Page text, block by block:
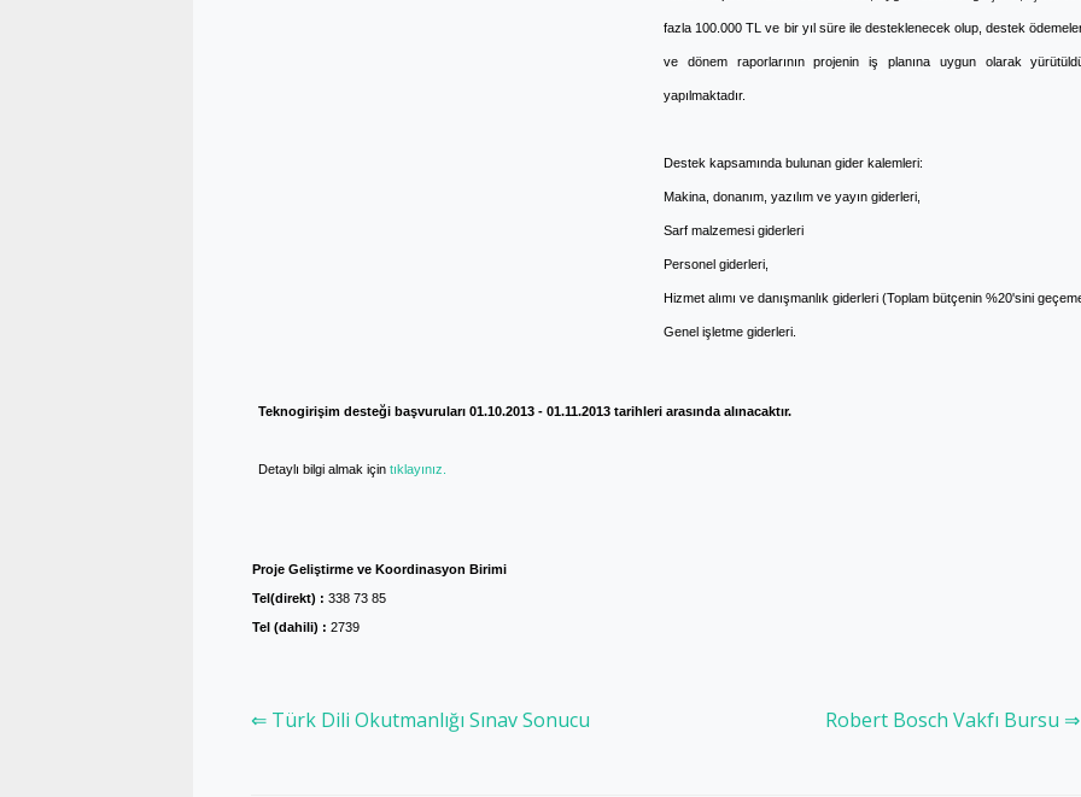
fazla 100.000 TL ve bir yıl süre ile desteklenecek olup, destek
ve dönem raporlarının projenin iş planına uygun olarak
yapılmaktadır.
Destek kapsamında bulunan gider kalemleri:
Makina, donanım, yazılım ve yayın giderleri,
Sarf malzemesi giderleri
Personel giderleri,
Hizmet alımı ve danışmanlık giderleri (Toplam bütçenin %20'sini
Genel işletme giderleri.
Teknogirişim desteği başvuruları 01.10.2013 - 01.11.2013 tarihleri arasında alınacaktır.
Detaylı bilgi almak için tıklayınız.
Proje Geliştirme ve Koordinasyon Birimi
Tel(direkt) : 338 73 85
Tel (dahili) : 2739
⇐ Türk Dili Okutmanlığı Sınav Sonucu Robert Bosch Vakfı Bursu ⇒